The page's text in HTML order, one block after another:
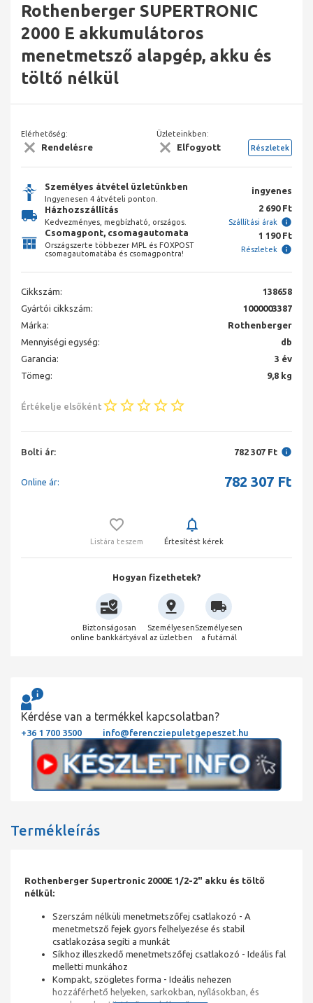
Rothenberger SUPERTRONIC
2000 E akkumulátoros
menetmetsző alapgép, akku és
töltő nélkül
Elérhetőség:
Rendelésre
Üzleteinkben:
Elfogyott Részletek
Személyes átvétel üzletünkben
Ingyenesen 4 átvételi ponton.
ingyenes
Házhozszállítás
Kedvezményes, megbízható, országos.
2 690 Ft
Szállítási árak
Csomagpont, csomagautomata
Országszerte többezer MPL és FOXPOST
csomagautomatába és csomagpontra!
1 190 Ft
Részletek
Cikkszám:
138658
Gyártói cikkszám:
1000003387
Márka:
Rothenberger
Mennyiségi egység:
db
Garancia:
3 év
Tömeg:
9,8 kg
Értékelje elsőként
Bolti ár: 782 307 Ft
Online ár: 782 307 Ft
Listára teszem Értesítést kérek
Hogyan fizethetek?
Biztonságosan
online bankkártyával
Személyesen
az üzletben
Személyesen
a futárnál
Kérdése van a termékkel kapcsolatban?
+36 1 700 3500 info@ferencziepuletgepeszet.hu
Termékleírás
Rothenberger Supertronic 2000E 1/2-2" akku és töltő
nélkül:
Szerszám nélküli menetmetszőfej csatlakozó - A
menetmetsző fejek gyors felhelyezése és stabil
csatlakozása segíti a munkát
Síkhoz illeszkedő menetmetszőfej csatlakozó - Ideális fal
melletti munkához
Kompakt, szögletes forma - Ideális nehezen
hozzáférhető helyeken, sarkokban, nyílásokban, és